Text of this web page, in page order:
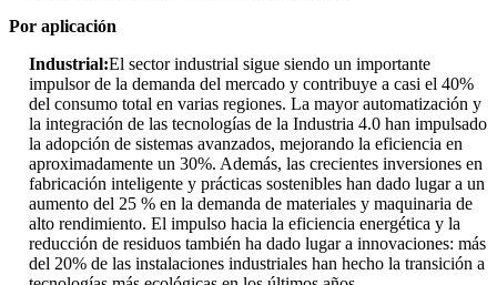
Por aplicación
Industrial:El sector industrial sigue siendo un importante
impulsor de la demanda del mercado y contribuye a casi el 40%
del consumo total en varias regiones. La mayor automatización y
la integración de las tecnologías de la Industria 4.0 han impulsado
la adopción de sistemas avanzados, mejorando la eficiencia en
aproximadamente un 30%. Además, las crecientes inversiones en
fabricación inteligente y prácticas sostenibles han dado lugar a un
aumento del 25 % en la demanda de materiales y maquinaria de
alto rendimiento. El impulso hacia la eficiencia energética y la
reducción de residuos también ha dado lugar a innovaciones: más
del 20% de las instalaciones industriales han hecho la transición a